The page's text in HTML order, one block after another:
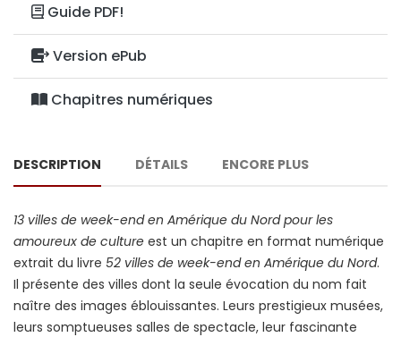
Guide PDF!
Version ePub
Chapitres numériques
DESCRIPTION DÉTAILS ENCORE PLUS
13 villes de week-end en Amérique du Nord pour les
amoureux de culture est un chapitre en format numérique
extrait du livre 52 villes de week-end en Amérique du Nord.
Il présente des villes dont la seule évocation du nom fait
naître des images éblouissantes. Leurs prestigieux musées,
leurs somptueuses salles de spectacle, leur fascinante